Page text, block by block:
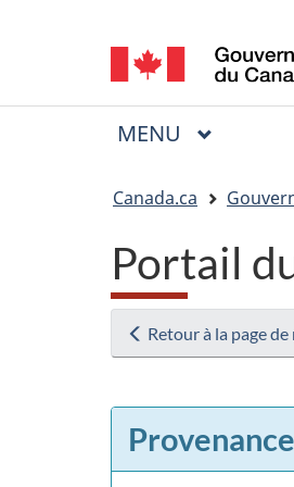
de
la
langue
Menu
MENU PRINCIPAL
Canada.ca
Portail
Retour à la page